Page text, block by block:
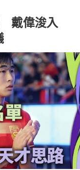
戴偉浚入